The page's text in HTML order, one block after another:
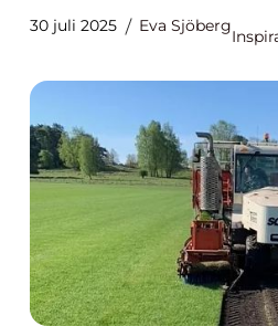
30 juli 2025 Eva Sjöberg